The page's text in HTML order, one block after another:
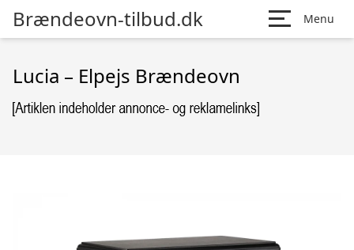
Brændeovn-tilbud.dk Menu
Lucia – Elpejs Brændeovn